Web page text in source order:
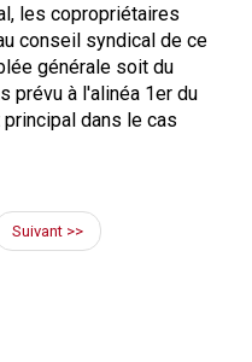
les copropriétaires
conseil syndical de ce
générale soit du
prévu à l'alinéa 1er du
dans le cas
Suivant >>